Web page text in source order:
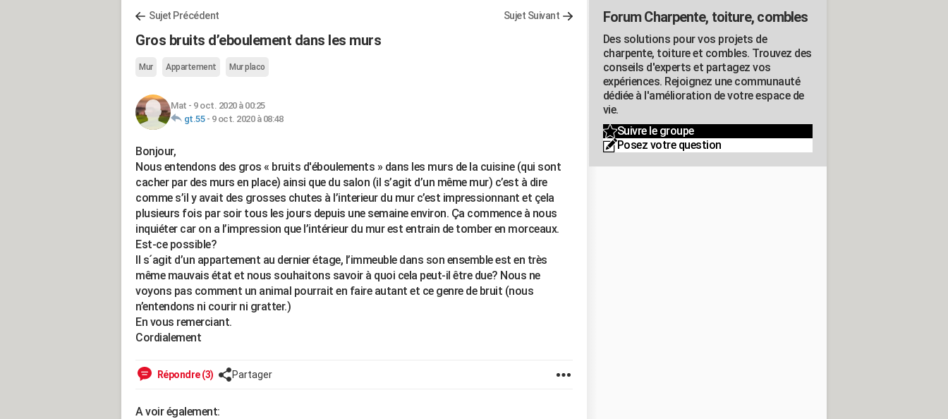
Sujet Précédent Sujet Suivant
Gros bruits d’eboulement dans les murs
Mur Appartement Mur placo
Mat - 9 oct. 2020 à 00:25
gt.55- 9 oct. 2020 à 08:48
Bonjour,
Nous entendons des gros « bruits d'éboulements » dans les murs de la cuisine (qui sont
cacher par des murs en place) ainsi que du salon (il s’agit d’un même mur) c’est à dire
comme s’il y avait des grosses chutes à l’interieur du mur c’est impressionnant et çela
plusieurs fois par soir tous les jours depuis une semaine environ. Ça commence à nous
inquiéter car on a l’impression que l’intérieur du mur est entrain de tomber en morceaux.
Est-ce possible?
Il s´agit d’un appartement au dernier étage, l’immeuble dans son ensemble est en très
même mauvais état et nous souhaitons savoir à quoi cela peut-il être due? Nous ne
voyons pas comment un animal pourrait en faire autant et ce genre de bruit (nous
n’entendons ni courir ni gratter.)
En vous remerciant.
Cordialement
Répondre (3) Partager
A voir également:
Forum Charpente, toiture, combles
Des solutions pour vos projets de
charpente, toiture et combles. Trouvez des
conseils d'experts et partagez vos
expériences. Rejoignez une communauté
dédiée à l'amélioration de votre espace de
vie.
Suivre le groupe
Posez votre question